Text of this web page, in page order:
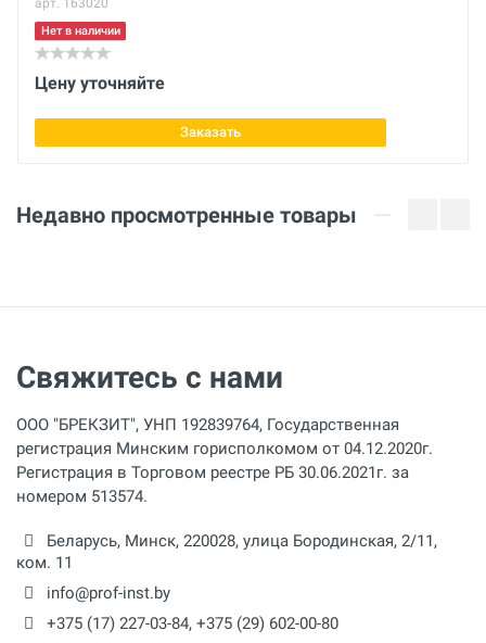
Габариты с упаковкой (ДхШхВ)
см
SDR
Количество
арт. 163020
Нет в наличии
Цену уточняйте
Заказать
Недавно просмотренные товары
Свяжитесь с нами
ООО "БРЕКЗИТ", УНП 192839764, Государственная
регистрация Минским горисполкомом от 04.12.2020г.
Регистрация в Торговом реестре РБ 30.06.2021г. за
номером 513574.
Беларусь, Минск, 220028, улица Бородинская, 2/11,
ком. 11
info@prof-inst.by
+375 (17) 227-03-84, +375 (29) 602-00-80